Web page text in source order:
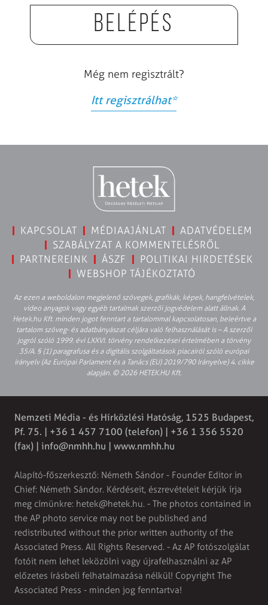
Belépés
Még nem regisztrált?
Itt regisztrálhat*
KAPCSOLAT MÉDIAAJÁNLAT
ADATVÉDELEM
SZABÁLYZAT A KOMMENTELÉSRŐL
PARTNEREINK
ÁSZF
POLITIKAI HIRDETÉSEK
WEBSHOP TÁJÉKOZTATÓ
Az ezen a weboldalon megjelenő szövegek, grafikák, képek, hangfelvételek,
video anyagok vagy egyéb tartalmak szerzői jogvédelem alatt állnak. A
Hetek.hu Kft. minden jogot fenntart a tartalommal kapcsolatosan, beleértve a
tartalom szöveg- és adatbányászat céljára való felhasználását is – A szerzői
jogról szóló 1999. évi LXXVI. törvény rendelkezései értelmében a törvény
35/A. § (1) paragrafusa és a digitális szolgáltatások piacairól szóló európai
irányelv (Az Európai Parlament és a Tanács (EU) 2019/790 Irányelve) 4. cikke
alapján. © 2026 HETEK.HU Kft.
Nemzeti Média - és Hírközlési Hatóság, 1525 Budapest,
Pf. 75. | +36 1 457 7100 (telefon) | +36 1 356 5520
(fax) | info@nmhh.hu | www.nmhh.hu
Alapító-főszerkesztő: Németh Sándor - Founder Editor in
Chief: Németh Sándor. Kérdéseit, észrevételeit kérjük írja
meg címünkre: hetek@hetek.hu. - The photos contained in
the AP photo service may not be published and
redistributed without the prior written authority of the
Associated Press. All Rights Reserved. - Az AP fotószolgálat
fotóit nem lehet leközölni vagy újrafelhasználni az AP
előzetes írásbeli felhatalmazása nélkül! Copyright The
Associated Press - minden jog fenntartva!